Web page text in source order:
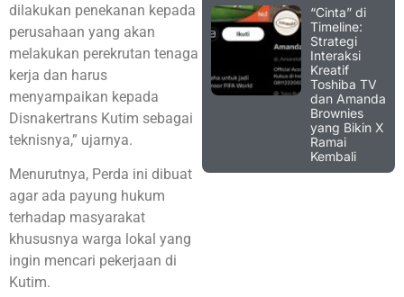
dilakukan penekanan kepada
perusahaan yang akan
melakukan perekrutan tenaga
kerja dan harus
menyampaikan kepada
Disnakertrans Kutim sebagai
teknisnya,” ujarnya.
Menurutnya, Perda ini dibuat
agar ada payung hukum
terhadap masyarakat
khususnya warga lokal yang
ingin mencari pekerjaan di
Kutim.
“Cinta” di
Timeline:
Strategi
Interaksi
Kreatif
Toshiba TV
dan Amanda
Brownies
yang Bikin X
Ramai
Kembali